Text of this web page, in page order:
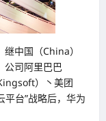
继中国（China）
公司阿里巴巴
）丶美团
平台”战略后，华为